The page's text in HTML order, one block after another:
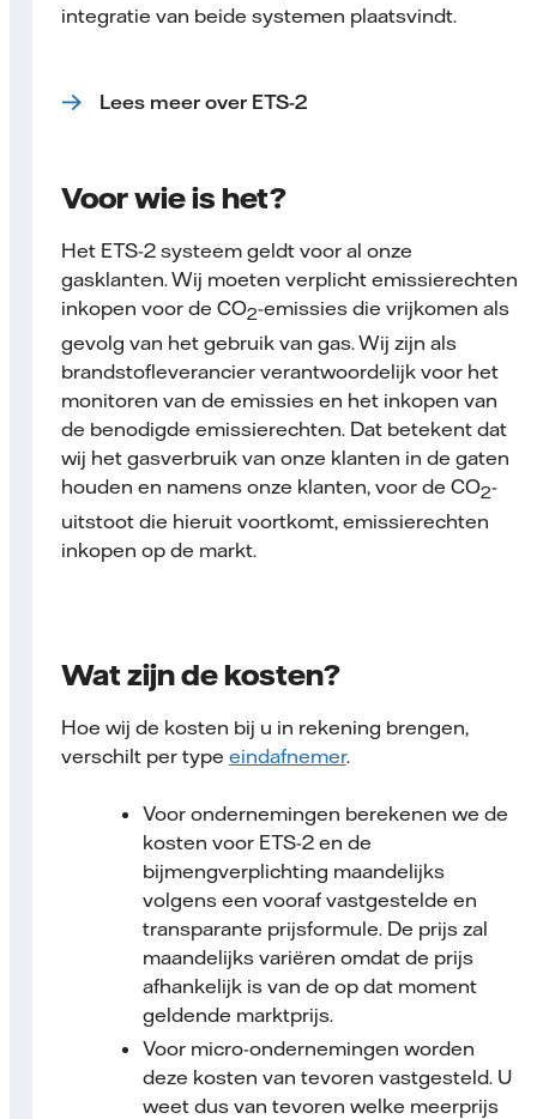
integratie van beide systemen plaatsvindt.
Lees meer over ETS-2
Voor wie is het?
Het ETS-2 systeem geldt voor al onze
gasklanten. Wij moeten verplicht emissierechten
inkopen voor de CO2-emissies die vrijkomen als
gevolg van het gebruik van gas. Wij zijn als
brandstofleverancier verantwoordelijk voor het
monitoren van de emissies en het inkopen van
de benodigde emissierechten. Dat betekent dat
wij het gasverbruik van onze klanten in de gaten
houden en namens onze klanten, voor de CO2-
uitstoot die hieruit voortkomt, emissierechten
inkopen op de markt.
Wat zijn de kosten?
Hoe wij de kosten bij u in rekening brengen,
verschilt per type eindafnemer.
Voor ondernemingen berekenen we de
kosten voor ETS-2 en de
bijmengverplichting maandelijks
volgens een vooraf vastgestelde en
transparante prijsformule. De prijs zal
maandelijks variëren omdat de prijs
afhankelijk is van de op dat moment
geldende marktprijs.
Voor micro-ondernemingen worden
deze kosten van tevoren vastgesteld. U
weet dus van tevoren welke meerprijs